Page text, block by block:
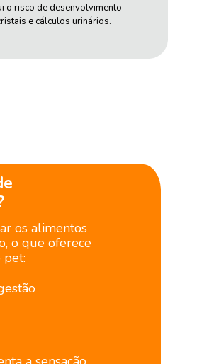
o risco de desenvolvimento
e cálculos urinários.
os alimentos
o que oferece
pet: